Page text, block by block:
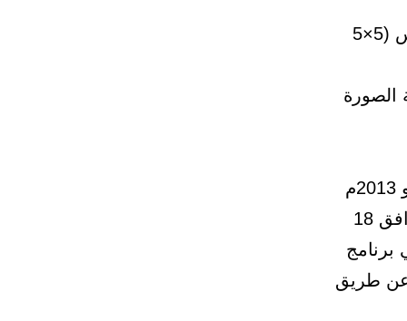
– صور حديثة واضحة وملونة مكشوف الرأس وبخلفية بيضاء مقاس (5×5
50% من مساحة الصورة
تبدأ فترة التسجيل يوم الأربعاء 3 شعبان 1434هـ الموافق 12 يونيو 2013م
الساعة التاسعة صباحاً ، وتنتهي يوم الثلاثاء 9 شعبان 1434هـ الموافق 18
برنامج
عن طريق